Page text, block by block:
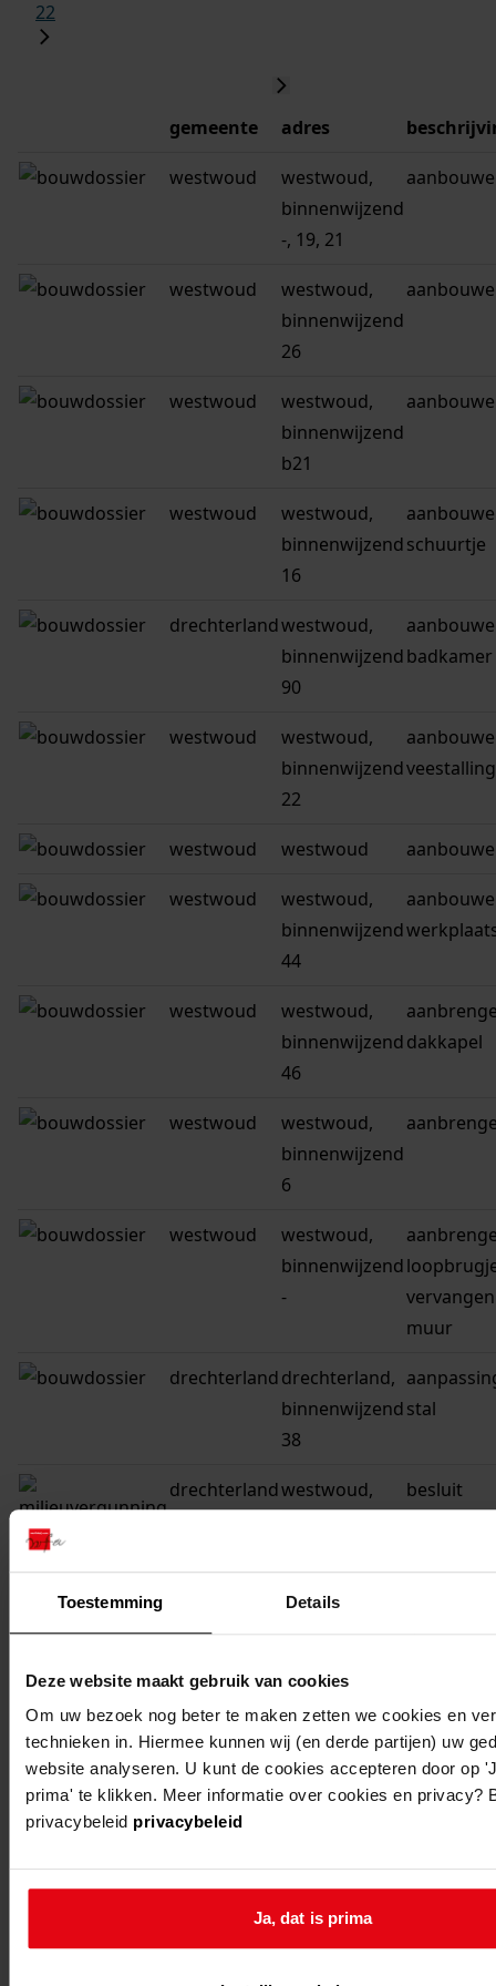
Toestemming Details
Deze website maakt gebruik van cookies
Om uw bezoek nog beter te maken zetten we cookies en
technieken in. Hiermee kunnen wij (en derde partijen) uw
website analyseren. U kunt de cookies accepteren door op
prima' te klikken. Meer informatie over cookies en privacy?
privacybeleid privacybeleid
Ja, dat is prima
22
gemeente adres
westwoud
westwoud,
binnenwijzend
-, 19, 21
westwoud
westwoud,
binnenwijzend
26
westwoud
westwoud,
binnenwijzend
b21
westwoud
westwoud,
binnenwijzend
16
schuurtje
drechterlandwestwoud,
binnenwijzend
90
badkamer
westwoud
westwoud,
binnenwijzend
22
veestalling
westwoud westwoud
westwoud
westwoud,
binnenwijzend
44
westwoud
westwoud,
binnenwijzend
46
dakkapel
westwoud
westwoud,
binnenwijzend
6
westwoud
westwoud,
binnenwijzend
-
muur
drechterlanddrechterland,
binnenwijzend
38
stal
drechterlandwestwoud,
besluit
westwoud,
drechterlandwestwoud,
binnenwijzend
98a
besluit
drechterland
32